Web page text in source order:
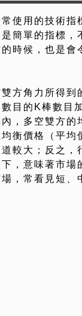
使用的技術指
簡單的指標，
時候，也是會
方角力所得到
目的K棒數目
，多空雙方的
衡價格（平均
較大；反之，
，意味著市場
，常看見短、